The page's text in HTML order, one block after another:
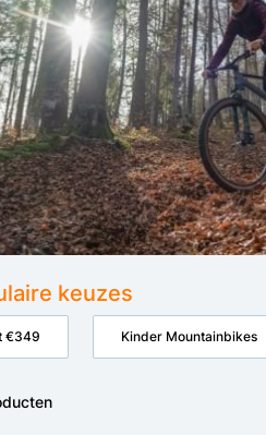
keuzes
€349 Kinder Mountainbikes